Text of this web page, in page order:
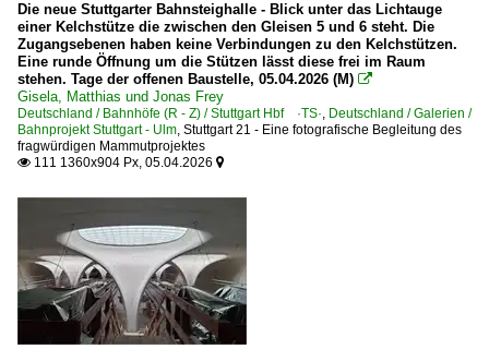
Die neue Stuttgarter Bahnsteighalle - Blick unter das Lichtauge
einer Kelchstütze die zwischen den Gleisen 5 und 6 steht. Die
Zugangsebenen haben keine Verbindungen zu den Kelchstützen.
Eine runde Öffnung um die Stützen lässt diese frei im Raum
stehen. Tage der offenen Baustelle, 05.04.2026 (M) 
Gisela, Matthias und Jonas Frey
Deutschland / Bahnhöfe (R - Z) / Stuttgart Hbf ·TS·, Deutschland / Galerien /
Bahnprojekt Stuttgart - Ulm, Stuttgart 21 - Eine fotografische Begleitung des
fragwürdigen Mammutprojektes
 111 1360x904 Px, 05.04.2026 